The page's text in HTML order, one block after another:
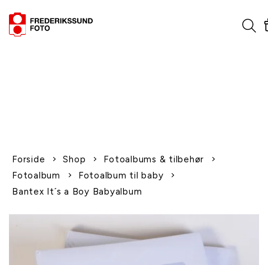
Forside Shop
Fotoalbums & tilbehør
Fotoalbum
Fotoalbum til baby
Bantex It´s a Boy Babyalbum